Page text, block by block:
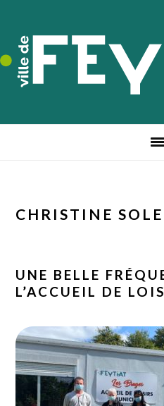
navigation
principale
contenu
principal
pied
de
page
CHRISTINE
UNE BELLE
L’ACCUEIL DE